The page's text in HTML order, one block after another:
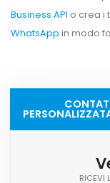
Business API o crea i
WhatsApp in modo
RICEVI